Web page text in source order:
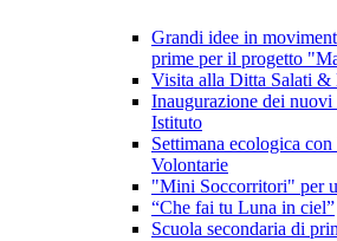
Grandi idee in
prime per il progetto
Visita alla Ditta Salati &
Inaugurazione dei nuovi
Istituto
Settimana ecologica
Volontarie
"Mini Soccorritori" per
“Che fai tu Luna in ciel”
Scuola secondaria di